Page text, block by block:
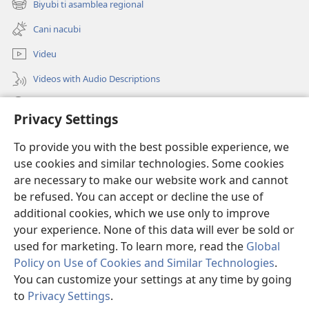
Privacy Settings
To provide you with the best possible experience, we
use cookies and similar technologies. Some cookies
are necessary to make our website work and cannot
be refused. You can accept or decline the use of
additional cookies, which we use only to improve
your experience. None of this data will ever be sold or
used for marketing. To learn more, read the Global
Policy on Use of Cookies and Similar Technologies.
You can customize your settings at any time by going
to Privacy Settings.
window)
Biyubi ti asamblea regional
(opens
new
window)
Cani nacubi
Videu
Videos with Audio Descriptions
(opens
window)BIBLIOTECA NI NUU LU INTERNET Watchtower™
(opens
new
window)JW Hub ®
(opens
new
window)
Copyright© 2026 Watch Tower Bible and Tract Society of Pennsylvania.
MODO IQUIIÑEʼ NI|